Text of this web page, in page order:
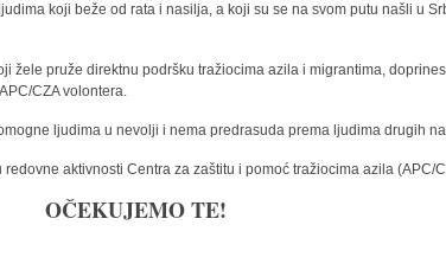
koji beže od rata i nasilja, a koji su se na svom putu našli u
žele pruže direktnu podršku tražiocima azila i migrantima,
CZA volontera.
ljudima u nevolji i nema predrasuda prema ljudima drugih
aktivnosti Centra za zaštitu i pomoć tražiocima azila (APC/
OČEKUJEMO TE!